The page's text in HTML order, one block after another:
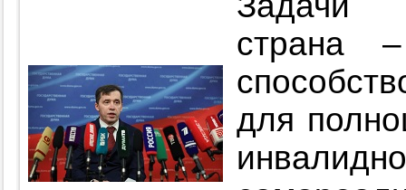
страна
для